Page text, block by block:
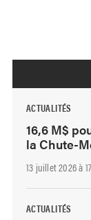
ACTUALITÉS
16,6 M$
la Chute-
13 juillet 2026 à
ACTUALITÉS